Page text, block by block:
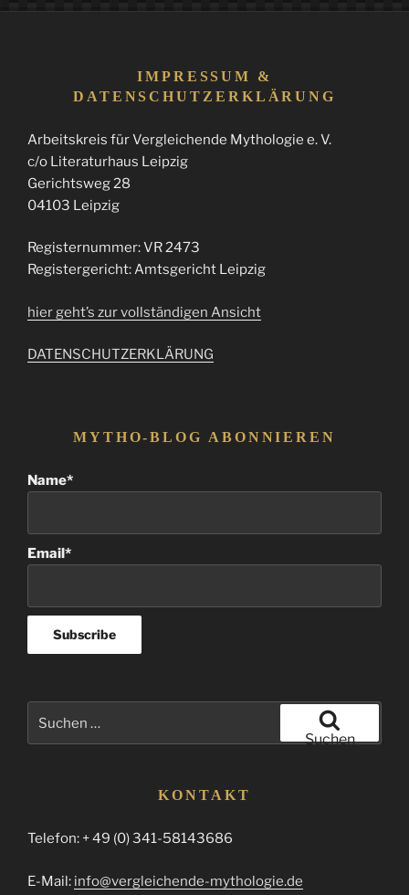
IMPRESSUM &
DATENSCHUTZERKLÄRUNG
Arbeitskreis für Vergleichende Mythologie e. V.
c/o Literaturhaus Leipzig
Gerichtsweg 28
04103 Leipzig
Registernummer: VR 2473
Registergericht: Amtsgericht Leipzig
hier geht’s zur vollständigen Ansicht
DATENSCHUTZERKLÄRUNG
MYTHO-BLOG ABONNIEREN
Name*
Email*
nach:
Suchen
KONTAKT
Telefon: + 49 (0) 341-58143686
E-Mail: info@vergleichende-mythologie.de